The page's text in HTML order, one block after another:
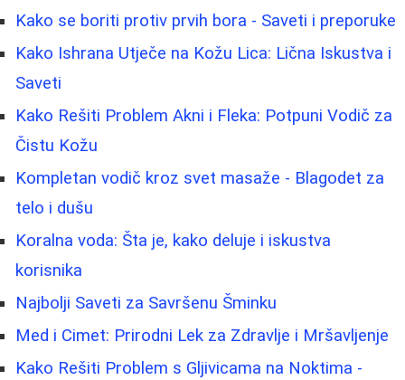
Kako se boriti protiv prvih bora - Saveti i preporuke
Kako Ishrana Utječe na Kožu Lica: Lična Iskustva i
Saveti
Kako Rešiti Problem Akni i Fleka: Potpuni Vodič za
Čistu Kožu
Kompletan vodič kroz svet masaže - Blagodet za
telo i dušu
Koralna voda: Šta je, kako deluje i iskustva
korisnika
Najbolji Saveti za Savršenu Šminku
Med i Cimet: Prirodni Lek za Zdravlje i Mršavljenje
Kako Rešiti Problem s Gljivicama na Noktima -